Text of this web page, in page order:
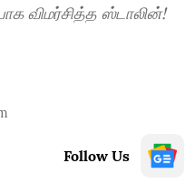
விமர்சித்த ஸ்டாலின்!
Follow Us